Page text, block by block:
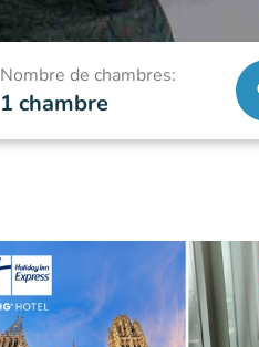
Nombre de chambres:
1 chambre